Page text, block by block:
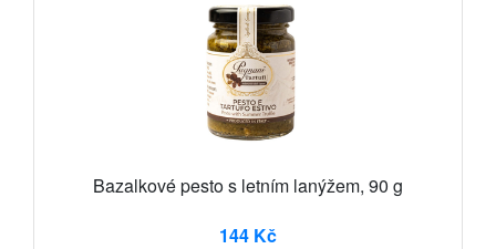
Bazalkové pesto s letním lanýžem, 90 g
144 Kč